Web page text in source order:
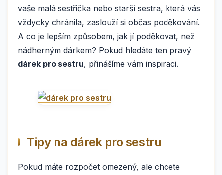
vaše malá sestřička nebo starší sestra, která vás
vždycky chránila, zaslouží si občas poděkování.
A co je lepším způsobem, jak jí poděkovat, než
nádherným dárkem? Pokud hledáte ten pravý
dárek pro sestru, přinášíme vám inspiraci.
Tipy na dárek pro sestru
Pokud máte rozpočet omezený, ale chcete